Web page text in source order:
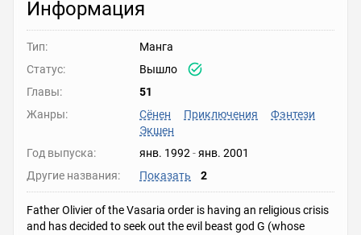
Информация
Тип:
Манга
Статус:
Вышло
Главы:
51
Жанры:
Сёнен Приключения
Фэнтези
Экшен
Год выпуска:
янв. 1992 -янв. 2001
Другие названия:
Показать 2
Father Olivier of the Vasaria order is having an religious crisis
and has decided to seek out the evil beast god G (whose